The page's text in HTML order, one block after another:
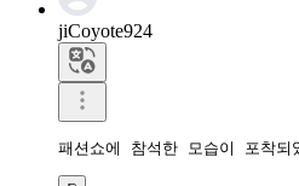
jiCoyote924
패션쇼에 참석한 모습이 포착